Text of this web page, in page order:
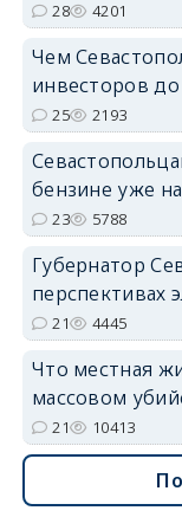
28 4201
Чем
инвесторов до
25 2193
бензине уже
23 5788
Губернатор
перспективах
21 4445
Что местная
массовом
21 10413